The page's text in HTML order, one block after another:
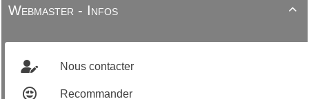

Webmaster - Infos
Nous contacter
Recommander